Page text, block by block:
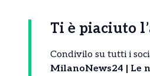
Ti è piaciuto
Condivilo su tutti i
MilanoNews24 | Le